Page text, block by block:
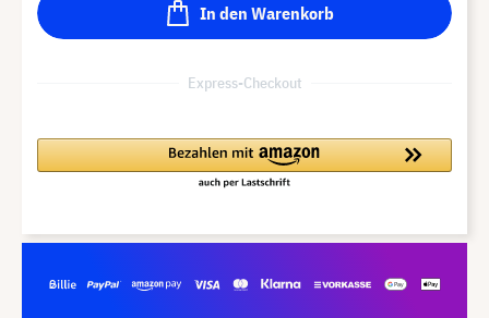
In den Warenkorb
Express-Checkout